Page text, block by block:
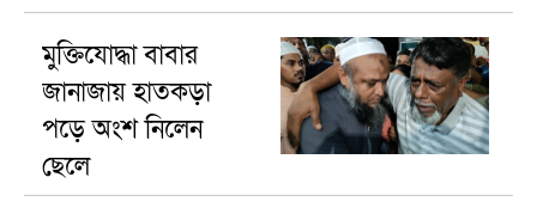
বহিষ্কার
মুক্তিযোদ্ধা বাবার
জানাজায় হাতকড়া
পড়ে অংশ নিলেন
ছেলে